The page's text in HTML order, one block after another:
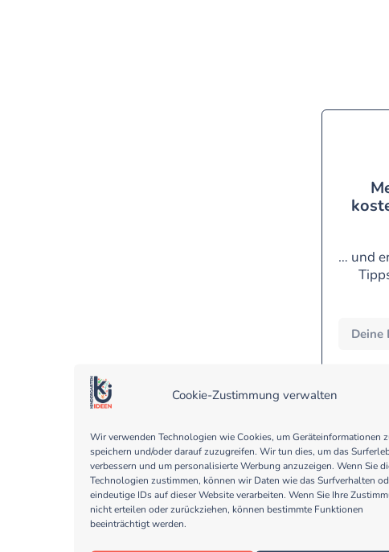
Cookie-Zustimmung verwalten
Wir verwenden Technologien wie Cookies, um Geräteinformationen
speichern und/oder darauf zuzugreifen. Wir tun dies, um das
verbessern und um personalisierte Werbung anzuzeigen. Wenn Sie
Technologien zustimmen, können wir Daten wie das Surfverhalten
eindeutige IDs auf dieser Website verarbeiten. Wenn Sie Ihre
nicht erteilen oder zurückziehen, können bestimmte Funktionen
beeinträchtigt werden.
… und
Eine
werden